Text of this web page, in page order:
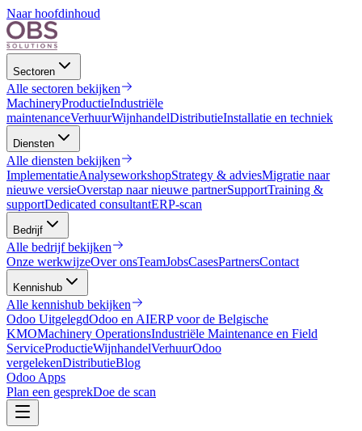
Naar hoofdinhoud
Sectoren
Alle sectoren bekijken
MachineryProductieIndustriële
maintenanceVerhuurWijnhandelDistributieInstallatie en techniek
Diensten
Alle diensten bekijken
ImplementatieAnalyseworkshopStrategy & adviesMigratie naar
nieuwe versieOverstap naar nieuwe partnerSupportTraining &
supportDedicated consultantERP-scan
Bedrijf
Alle bedrijfbekijken
Onze werkwijzeOver onsTeamJobsCasesPartnersContact
Kennishub
Alle kennishub bekijken
Odoo UitgelegdOdoo en AIERP voor de Belgische
KMOMachinery OperationsIndustriële Maintenance en Field
ServiceProductieWijnhandelVerhuurOdoo
vergelekenDistributieBlog
Odoo Apps
Plan een gesprekDoe de scan